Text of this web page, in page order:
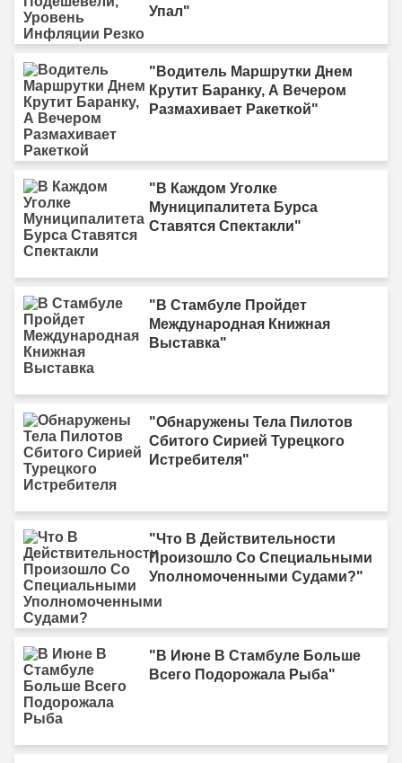
Упал"
"Водитель Маршрутки Днем
Крутит Баранку, А Вечером
Размахивает Ракеткой"
"В Каждом Уголке
Муниципалитета Бурса
Ставятся Спектакли"
"В Стамбуле Пройдет
Международная Книжная
Выставка"
"Обнаружены Тела Пилотов
Сбитого Сирией Турецкого
Истребителя"
"Что В Действительности
Произошло Со Специальными
Уполномоченными Судами?"
"В Июне В Стамбуле Больше
Всего Подорожала Рыба"